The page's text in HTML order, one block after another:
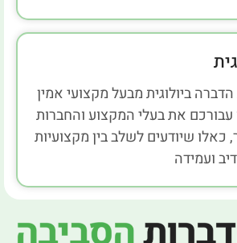
ביולוגית מבעל מקצועי אמין
עבורכם את בעלי המקצוע והחברות
כאלו שיודעים לשלב בין מקצועיות
ועמידה